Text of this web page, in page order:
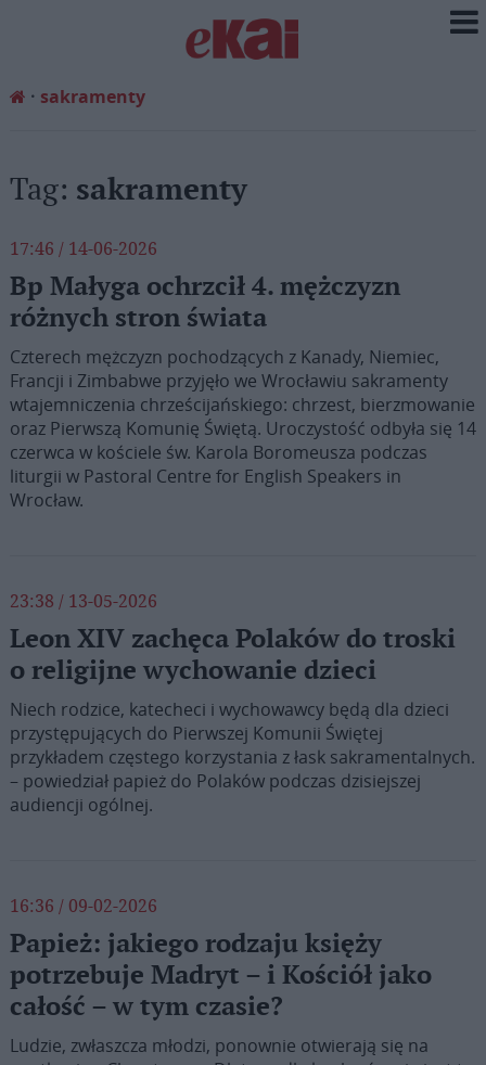
sakramenty
Tag: sakramenty
17:46 / 14-06-2026
Bp Małyga ochrzcił 4. mężczyzn
różnych stron świata
Czterech mężczyzn pochodzących z Kanady, Niemiec,
Francji i Zimbabwe przyjęło we Wrocławiu sakramenty
wtajemniczenia chrześcijańskiego: chrzest, bierzmowanie
oraz Pierwszą Komunię Świętą. Uroczystość odbyła się 14
czerwca w kościele św. Karola Boromeusza podczas
liturgii w Pastoral Centre for English Speakers in
Wrocław.
23:38 / 13-05-2026
Leon XIV zachęca Polaków do troski
o religijne wychowanie dzieci
Niech rodzice, katecheci i wychowawcy będą dla dzieci
przystępujących do Pierwszej Komunii Świętej
przykładem częstego korzystania z łask sakramentalnych.
– powiedział papież do Polaków podczas dzisiejszej
audiencji ogólnej.
16:36 / 09-02-2026
Papież: jakiego rodzaju księży
potrzebuje Madryt – i Kościół jako
całość – w tym czasie?
Ludzie, zwłaszcza młodzi, ponownie otwierają się na